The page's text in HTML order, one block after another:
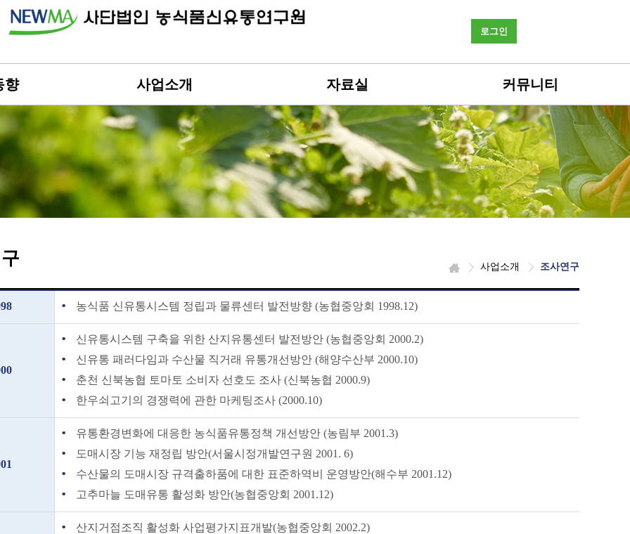
로그인
향 사업소개 자료실 커뮤니티
사업소개 조사연구
농식품 신유통시스템 정립과 물류센터 발전방향 (농협중앙회 1998.12)
신유통시스템 구축을 위한 산지유통센터 발전방안 (농협중앙회 2000.2)
신유통 패러다임과 수산물 직거래 유통개선방안 (해양수산부 2000.10)
춘천 신북농협 토마토 소비자 선호도 조사 (신북농협 2000.9)
한우쇠고기의 경쟁력에 관한 마케팅조사 (2000.10)
유통환경변화에 대응한 농식품유통정책 개선방안 (농림부 2001.3)
도매시장 기능 재정립 방안(서울시정개발연구원 2001. 6)
수산물의 도매시장 규격출하품에 대한 표준하역비 운영방안(해수부 2001.12)
고추마늘 도매유통 활성화 방안(농협중앙회 2001.12)
산지거점조직 활성화 사업평가지표개발(농협중앙회 2002.2)